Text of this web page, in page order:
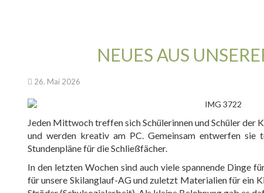
NEUES AUS
26. Mai 2026
Jeden Mittwoch treffen sich Schülerinnen und Schüler der
und werden kreativ am PC. Gemeinsam entwerfen
Stundenpläne für die Schließfächer.
In den letzten Wochen sind auch viele spannende Dinge
für unsere Skilanglauf-AG und zuletzt Materialien für ein